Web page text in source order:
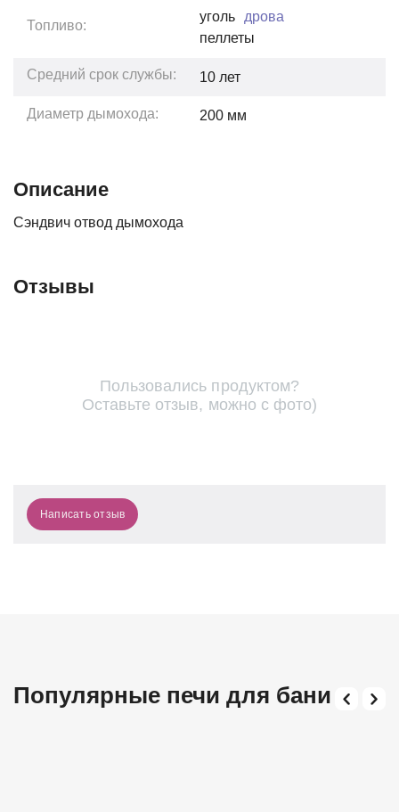
Топливо:
уголь
дрова
пеллеты
Средний срок службы: 10 лет
Диаметр дымохода: 200 мм
Описание
Сэндвич отвод дымохода
Отзывы
Пользовались продуктом?
Оставьте отзыв, можно с фото)
Написать отзыв
Популярные печи для бани